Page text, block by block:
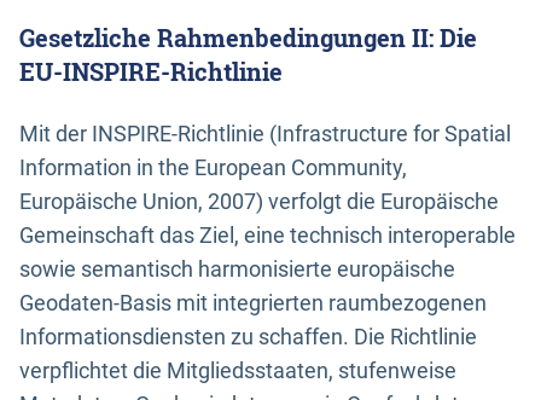
Gesetzliche Rahmenbedingungen II: Die
EU-INSPIRE-Richtlinie
Mit der INSPIRE-Richtlinie (Infrastructure for Spatial
Information in the European Community,
Europäische Union, 2007) verfolgt die Europäische
Gemeinschaft das Ziel, eine technisch interoperable
sowie semantisch harmonisierte europäische
Geodaten-Basis mit integrierten raumbezogenen
Informationsdiensten zu schaffen. Die Richtlinie
verpflichtet die Mitgliedsstaaten, stufenweise